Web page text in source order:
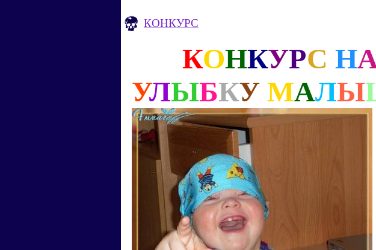
КОНКУРС
КОНКУРС Н
УЛЫБКУ МАЛЫ